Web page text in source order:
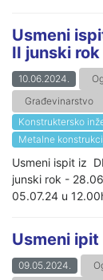
Usmeni
II junski
10.06.2024.
Građevinarstvo
Konstruktersko
Metalne
Usmeni ispit iz
junski rok -
05.07.24 u
Usmeni ipit
09.05.2024.